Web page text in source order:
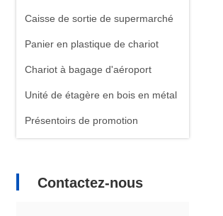
Caisse de sortie de supermarché
Panier en plastique de chariot
Chariot à bagage d'aéroport
Unité de étagère en bois en métal
Présentoirs de promotion
Contactez-nous